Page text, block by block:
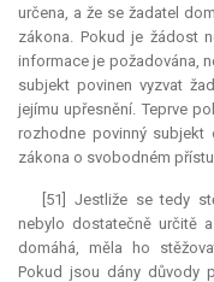
určena, a že se žadatel
zákona. Pokud je žádost
informace je požadována,
subjekt povinen vyzvat
jejímu upřesnění. Teprve
rozhodne povinný
zákona o svobodném
[51] Jestliže se tedy
nebylo dostatečně určitě
domáhá, měla ho
Pokud jsou dány důvody